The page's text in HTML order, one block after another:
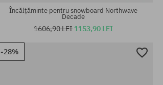
Încălțăminte pentru snowboard Northwave
Decade
1606,90 LEI 1153,90 LEI
-28%